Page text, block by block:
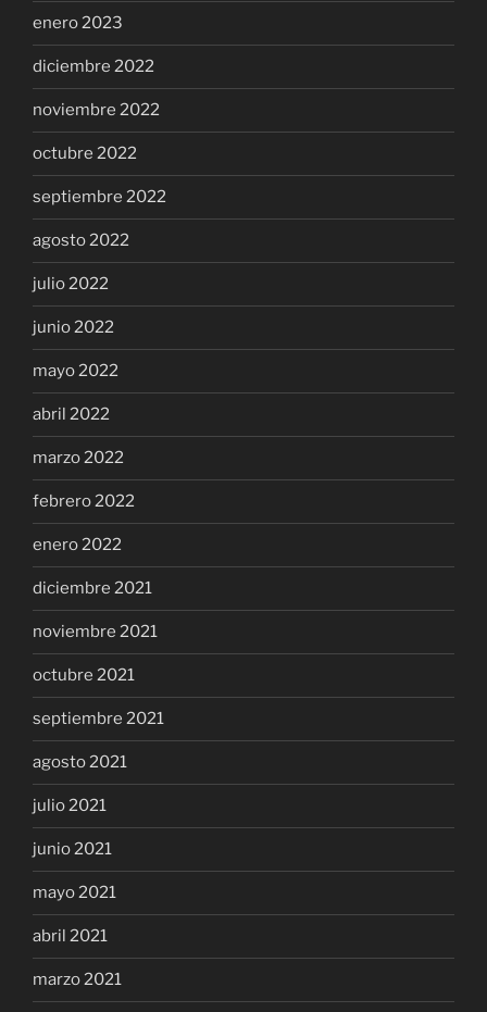
enero 2023
diciembre 2022
noviembre 2022
octubre 2022
septiembre 2022
agosto 2022
julio 2022
junio 2022
mayo 2022
abril 2022
marzo 2022
febrero 2022
enero 2022
diciembre 2021
noviembre 2021
octubre 2021
septiembre 2021
agosto 2021
julio 2021
junio 2021
mayo 2021
abril 2021
marzo 2021